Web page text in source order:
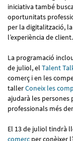
iniciativa també
oportunitats
per la digitalització,
l’experiència de client.
La programació
de juliol, el Talent
comerç i en les
tallerConeix les
ajudarà les
professionals més
El 13 de juliol tindrà
comerç per conèixer